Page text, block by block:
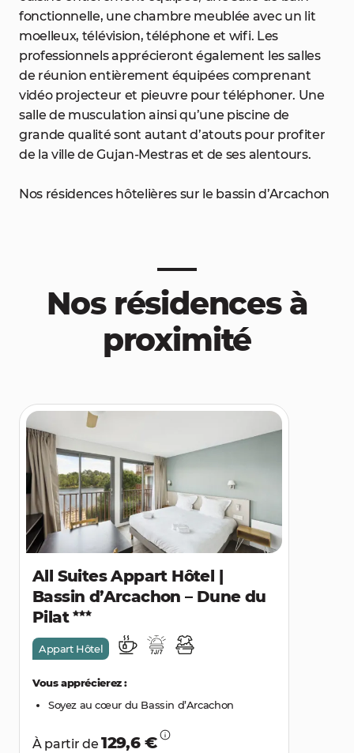
fonctionnelle, une chambre meublée avec un lit
moelleux, télévision, téléphone et wifi. Les
professionnels apprécieront également les salles
de réunion entièrement équipées comprenant
vidéo projecteur et pieuvre pour téléphoner. Une
salle de musculation ainsi qu’une piscine de
grande qualité sont autant d’atouts pour profiter
de la ville de Gujan-Mestras et de ses alentours.
Nos résidences hôtelières sur le bassin d’Arcachon
Nos résidences à
proximité
All Suites Appart Hôtel |
Bassin d’Arcachon – Dune du
Pilat
Appart Hôtel
Vous apprécierez :
Soyez au cœur du Bassin d’Arcachon
À partir de129,6 €